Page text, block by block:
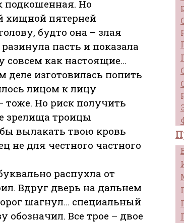
подкошенная. Но
хищной пятерней
будто она – злая
пасть и показала
совсем как настоящие…
изготовилась попить
лицом к лицу
тоже. Но риск получить
зрелища троицы
вылакать твою кровь
не для честного частного
распухла от
Вдруг дверь на дальнем
шагнул… специальный
обозначил. Все трое – двое